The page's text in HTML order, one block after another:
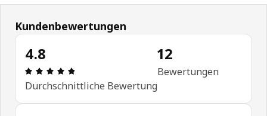
Kundenbewertungen
4.8
Bewertung: 4.8 von 5 Sterne Anzahl der
Durchschnittliche Bewertung
12
Bewertungen